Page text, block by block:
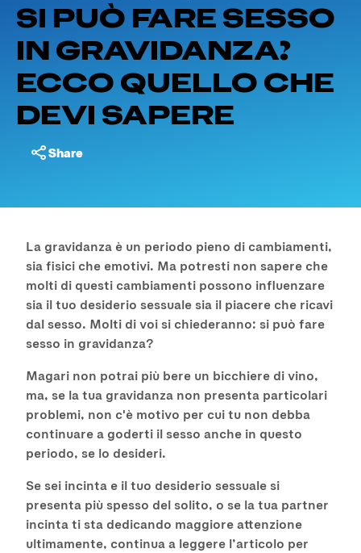
SI PUÒ FARE SESSO
IN GRAVIDANZA?
ECCO QUELLO CHE
DEVI SAPERE
Share
La gravidanza è un periodo pieno di cambiamenti,
sia fisici che emotivi. Ma potresti non sapere che
molti di questi cambiamenti possono influenzare
sia il tuo desiderio sessuale sia il piacere che ricavi
dal sesso. Molti di voi si chiederanno: si può fare
sesso in gravidanza?
Magari non potrai più bere un bicchiere di vino,
ma, se la tua gravidanza non presenta particolari
problemi, non c'è motivo per cui tu non debba
continuare a goderti il sesso anche in questo
periodo, se lo desideri.
Se sei incinta e il tuo desiderio sessuale si
presenta più spesso del solito, o se la tua partner
incinta ti sta dedicando maggiore attenzione
ultimamente, continua a leggere l’articolo per